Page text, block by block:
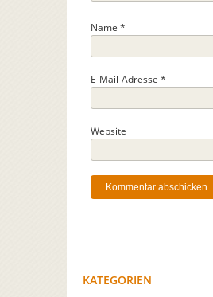
Name *
E-Mail-Adresse *
Website
KATEGORIEN